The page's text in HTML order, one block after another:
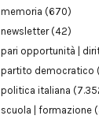
memoria (670)
newsletter(42)
pari opportunità |
partito democratico
politica italiana
scuola | formazione